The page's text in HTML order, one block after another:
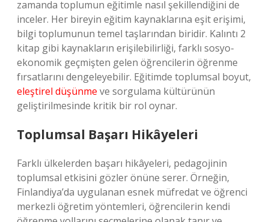
zamanda toplumun eğitimle nasıl şekillendiğini de
inceler. Her bireyin eğitim kaynaklarına eşit erişimi,
bilgi toplumunun temel taşlarından biridir. Kalıntı 2
kitap gibi kaynakların erişilebilirliği, farklı sosyo-
ekonomik geçmişten gelen öğrencilerin öğrenme
fırsatlarını dengeleyebilir. Eğitimde toplumsal boyut,
eleştirel düşünme ve sorgulama kültürünün
geliştirilmesinde kritik bir rol oynar.
Toplumsal Başarı Hikâyeleri
Farklı ülkelerden başarı hikâyeleri, pedagojinin
toplumsal etkisini gözler önüne serer. Örneğin,
Finlandiya’da uygulanan esnek müfredat ve öğrenci
merkezli öğretim yöntemleri, öğrencilerin kendi